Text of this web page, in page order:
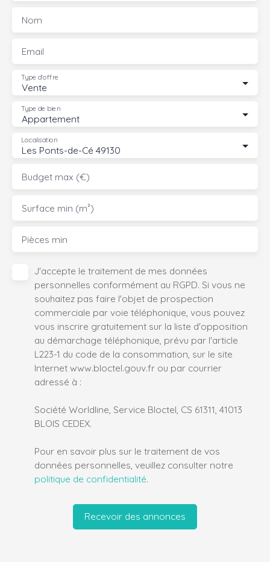
Nom
Email
Vente
Type d'offre
Appartement
Type de bien
Les Ponts-de-Cé 49130
Localisation
Budget max (€)
Surface min (m²)
Pièces min
J'accepte le traitement de mes données
personnelles conformément au RGPD. Si vous ne
souhaitez pas faire l'objet de prospection
commerciale par voie téléphonique, vous pouvez
vous inscrire gratuitement sur la liste d'opposition
au démarchage téléphonique, prévu par l'article
L223-1 du code de la consommation, sur le site
Internet www.bloctel.gouv.fr ou par courrier
adressé à :
Société Worldline, Service Bloctel, CS 61311, 41013
BLOIS CEDEX.
Pour en savoir plus sur le traitement de vos
données personnelles, veuillez consulter notre
politique de confidentialité.
Recevoir des annonces